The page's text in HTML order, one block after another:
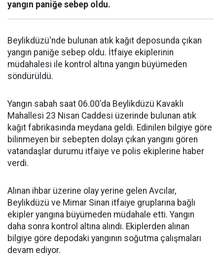
yangın paniğe sebep oldu.
Beylikdüzü'nde bulunan atık kağıt deposunda çıkan
yangın paniğe sebep oldu. İtfaiye ekiplerinin
müdahalesi ile kontrol altına yangın büyümeden
söndürüldü.
Yangın sabah saat 06.00'da Beylikdüzü Kavaklı
Mahallesi 23 Nisan Caddesi üzerinde bulunan atık
kağıt fabrikasında meydana geldi. Edinilen bilgiye göre
bilinmeyen bir sebepten dolayı çıkan yangını gören
vatandaşlar durumu itfaiye ve polis ekiplerine haber
verdi.
Alınan ihbar üzerine olay yerine gelen Avcılar,
Beylikdüzü ve Mimar Sinan itfaiye gruplarına bağlı
ekipler yangına büyümeden müdahale etti. Yangın
daha sonra kontrol altına alındı. Ekiplerden alınan
bilgiye göre depodaki yangının soğutma çalışmaları
devam ediyor.